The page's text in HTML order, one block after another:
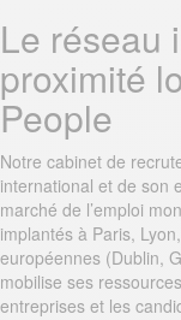
Le réseau
proximité
People
Notre cabinet de
international et de son
marché de l’emploi
implantés à Paris,
européennes (Dublin,
mobilise ses
entreprises et les